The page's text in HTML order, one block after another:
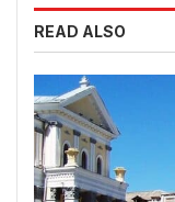
READ ALSO